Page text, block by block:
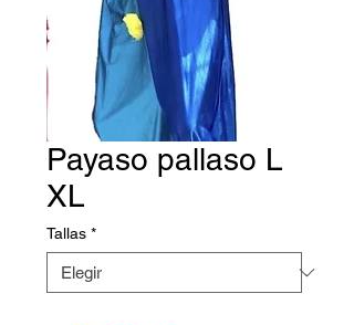
Payaso pallaso L
XL
Tallas *